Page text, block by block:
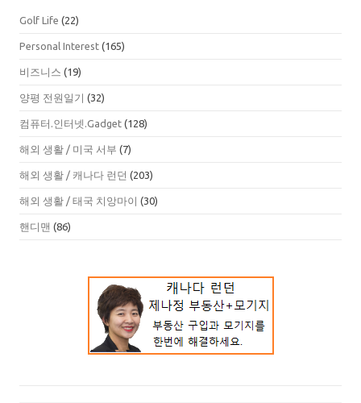
Golf Life (22)
Personal Interest (165)
비즈니스 (19)
양평 전원일기 (32)
컴퓨터.인터넷.Gadget (128)
해외 생활 / 미국 서부 (7)
해외 생활 / 캐나다 런던 (203)
해외 생활 / 태국 치앙마이 (30)
핸디맨 (86)